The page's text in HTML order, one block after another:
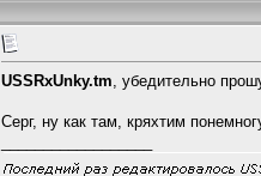
USSRxUnky.tm , убедительно
Серг, ну как там, кряхтим